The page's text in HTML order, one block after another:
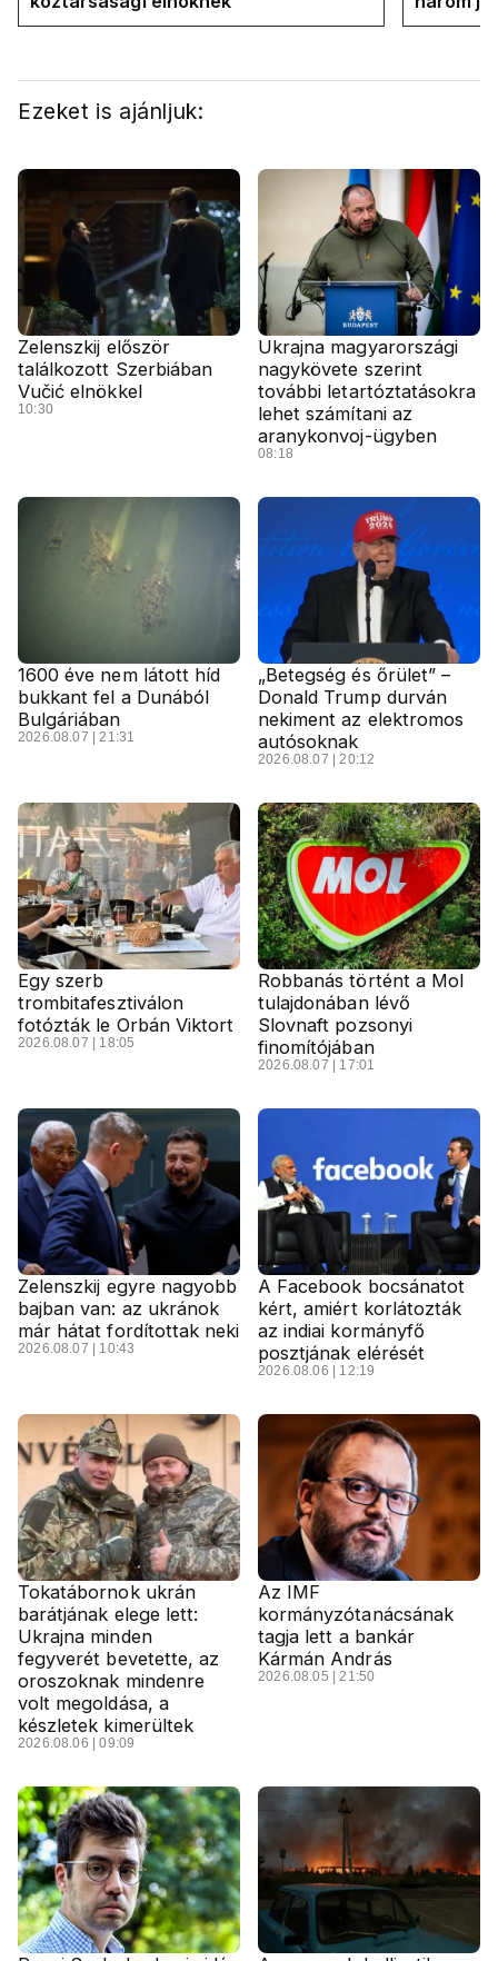
államfőt
Ezeket is ajánljuk:
Zelenszkij először
találkozott Szerbiában
Vučić elnökkel
10:30
Ukrajna magyarországi
nagykövete szerint
további letartóztatásokra
lehet számítani az
aranykonvoj-ügyben
08:18
1600 éve nem látott híd
bukkant fel a Dunából
Bulgáriában
2026.08.07 | 21:31
„Betegség és őrület” –
Donald Trump durván
nekiment az elektromos
autósoknak
2026.08.07 | 20:12
Egy szerb
trombitafesztiválon
fotózták le Orbán Viktort
2026.08.07 | 18:05
Robbanás történt a Mol
tulajdonában lévő
Slovnaft pozsonyi
finomítójában
2026.08.07 | 17:01
Zelenszkij egyre nagyobb
bajban van: az ukránok
már hátat fordítottak neki
2026.08.07 | 10:43
A Facebook bocsánatot
kért, amiért korlátozták
az indiai kormányfő
posztjának elérését
2026.08.06 | 12:19
Tokatábornok ukrán
barátjának elege lett:
Ukrajna minden
fegyverét bevetette, az
oroszoknak mindenre
volt megoldása, a
készletek kimerültek
2026.08.06 | 09:09
Az IMF
kormányzótanácsának
tagja lett a bankár
Kármán András
2026.08.05 | 21:50